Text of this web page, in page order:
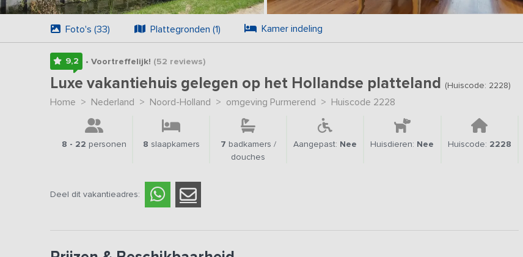
Foto's (33) Plattegronden (1) Kamer indeling
9,2 • Voortreffelijk! (52 reviews)
Luxe vakantiehuis gelegen op het Hollandse platteland (Huiscode: 2228)
Home > Nederland > Noord-Holland > omgeving Purmerend > Huiscode 2228
8 - 22 personen 8 slaapkamers 7 badkamers /
douches
Aangepast: Nee Huisdieren: Nee Huiscode: 2228
Deel dit vakantieadres: